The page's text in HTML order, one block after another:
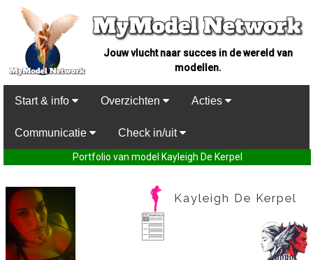
Jouw vlucht naar succes in de wereld van
modellen.
Start & info Overzichten Acties
Communicatie Check in/uit
Portfolio van model Kayleigh De Kerpel
Kayleigh De Kerpel